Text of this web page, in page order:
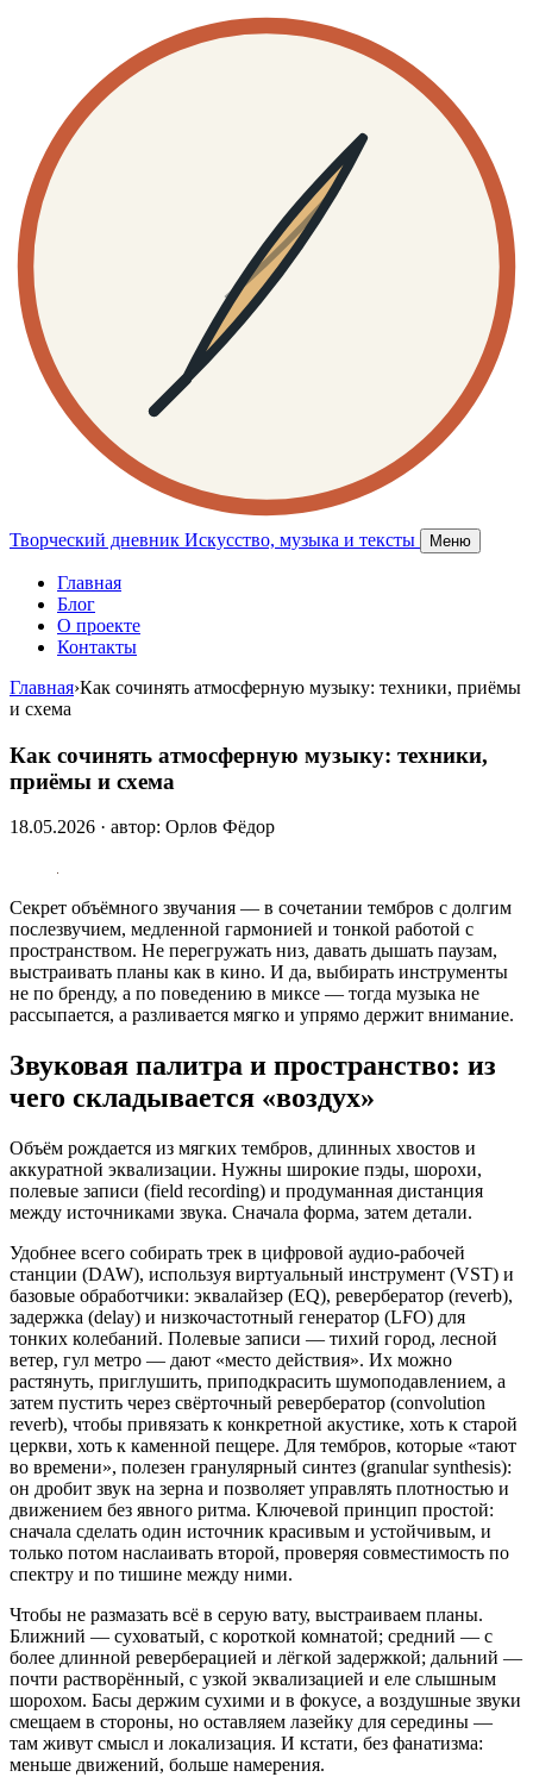
Творческий дневник Искусство, музыка и тексты Меню
Главная
Блог
О проекте
Контакты
Главная›Как сочинять атмосферную музыку: техники, приёмы
и схема
Как сочинять атмосферную музыку: техники,
приёмы и схема
18.05.2026 · автор: Орлов Фёдор
Секрет объёмного звучания — в сочетании тембров с долгим
послезвучием, медленной гармонией и тонкой работой с
пространством. Не перегружать низ, давать дышать паузам,
выстраивать планы как в кино. И да, выбирать инструменты
не по бренду, а по поведению в миксе — тогда музыка не
рассыпается, а разливается мягко и упрямо держит внимание.
Звуковая палитра и пространство: из
чего складывается «воздух»
Объём рождается из мягких тембров, длинных хвостов и
аккуратной эквализации. Нужны широкие пэды, шорохи,
полевые записи (field recording) и продуманная дистанция
между источниками звука. Сначала форма, затем детали.
Удобнее всего собирать трек в цифровой аудио‑рабочей
станции (DAW), используя виртуальный инструмент (VST) и
базовые обработчики: эквалайзер (EQ), ревербератор (reverb),
задержка (delay) и низкочастотный генератор (LFO) для
тонких колебаний. Полевые записи — тихий город, лесной
ветер, гул метро — дают «место действия». Их можно
растянуть, приглушить, приподкрасить шумоподавлением, а
затем пустить через свёрточный ревербератор (convolution
reverb), чтобы привязать к конкретной акустике, хоть к старой
церкви, хоть к каменной пещере. Для тембров, которые «тают
во времени», полезен гранулярный синтез (granular synthesis):
он дробит звук на зерна и позволяет управлять плотностью и
движением без явного ритма. Ключевой принцип простой:
сначала сделать один источник красивым и устойчивым, и
только потом наслаивать второй, проверяя совместимость по
спектру и по тишине между ними.
Чтобы не размазать всё в серую вату, выстраиваем планы.
Ближний — суховатый, с короткой комнатой; средний — с
более длинной реверберацией и лёгкой задержкой; дальний —
почти растворённый, с узкой эквализацией и еле слышным
шорохом. Басы держим сухими и в фокусе, а воздушные звуки
смещаем в стороны, но оставляем лазейку для середины —
там живут смысл и локализация. И кстати, без фанатизма:
меньше движений, больше намерения.